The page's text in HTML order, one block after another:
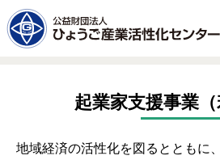
起業家支援事業（
地域経済の活性化を図るとともに